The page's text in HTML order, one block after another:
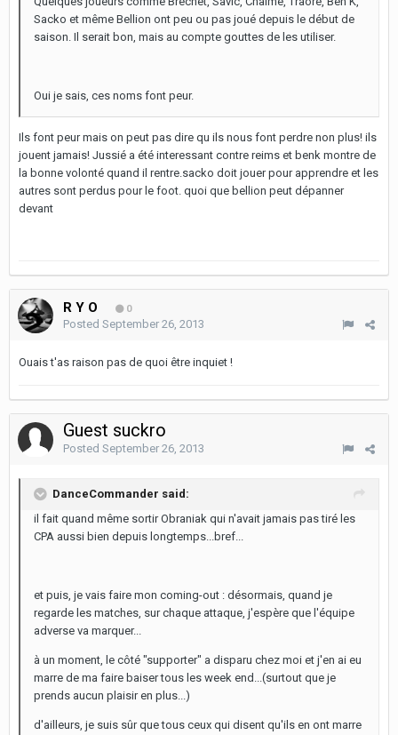
Sacko et même Bellion ont peu ou pas joué depuis le début de
saison. Il serait bon, mais au compte gouttes de les utiliser.
Oui je sais, ces noms font peur.
Ils font peur mais on peut pas dire qu ils nous font perdre non plus! ils
jouent jamais! Jussié a été interessant contre reims et benk montre de
la bonne volonté quand il rentre.sacko doit jouer pour apprendre et les
autres sont perdus pour le foot. quoi que bellion peut dépanner
devant
R Y O 0
Posted September 26, 2013
Ouais t'as raison pas de quoi être inquiet !
Guest suckro
Posted September 26, 2013
DanceCommander said:
il fait quand même sortir Obraniak qui n'avait jamais pas tiré les
CPA aussi bien depuis longtemps...bref...
et puis, je vais faire mon coming-out : désormais, quand je
regarde les matches, sur chaque attaque, j'espère que l'équipe
adverse va marquer...
à un moment, le côté "supporter" a disparu chez moi et j'en ai eu
marre de ma faire baiser tous les week end...(surtout que je
prends aucun plaisir en plus...)
d'ailleurs, je suis sûr que tous ceux qui disent qu'ils en ont marre